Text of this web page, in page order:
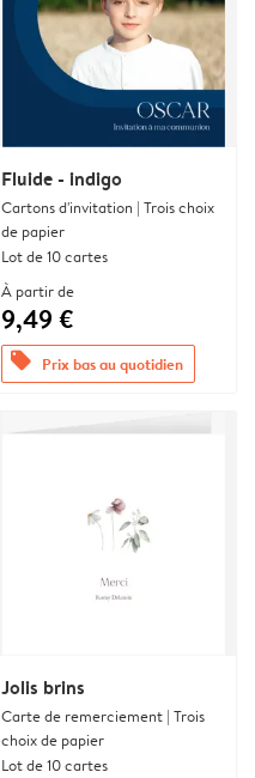
Fluide - indigo
Cartons d'invitation | Trois choix
de papier
Lot de 10 cartes
À partir de
9,49 €
offers Prix bas au quotidien
Jolis brins
Carte de remerciement | Trois
choix de papier
Lot de 10 cartes